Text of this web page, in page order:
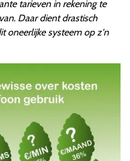
tarieven in rekening te
Daar dient drastisch
oneerlijke systeem op z'n